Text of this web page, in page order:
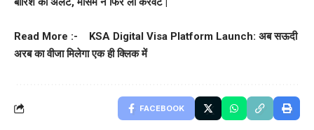
Read More :- KSA Digital Visa Platform Launch: अब सऊदी
अरब का वीजा मिलेगा एक ही क्लिक में
FACEBOOK